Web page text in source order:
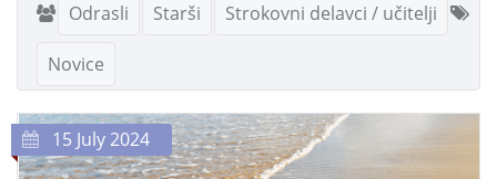
Odrasli Starši Strokovni delavci / učitelji
Novice
15 July 2024